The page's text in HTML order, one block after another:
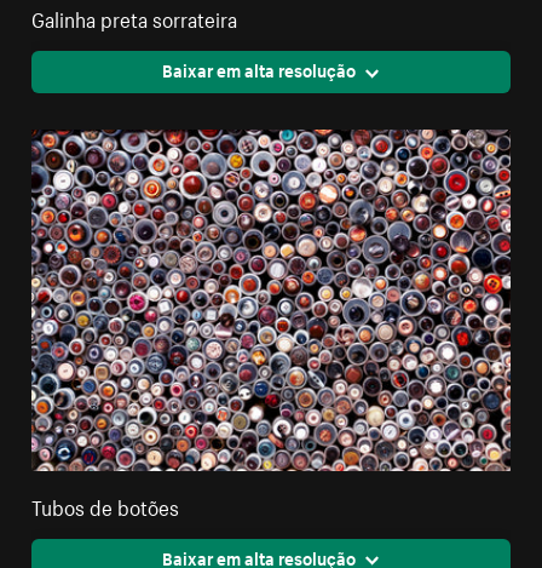
Galinha preta sorrateira
Baixar em alta resolução
Tubos de botões
Baixar em alta resolução